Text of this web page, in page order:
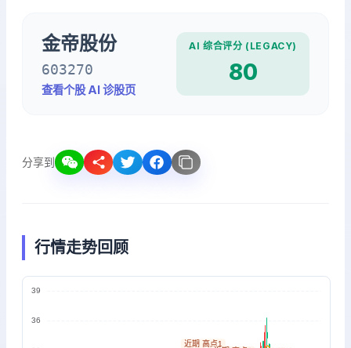
金帝股份
603270
查看个股 AI 诊股页
AI 综合评分 (LEGACY)
80
分享到
行情走势回顾